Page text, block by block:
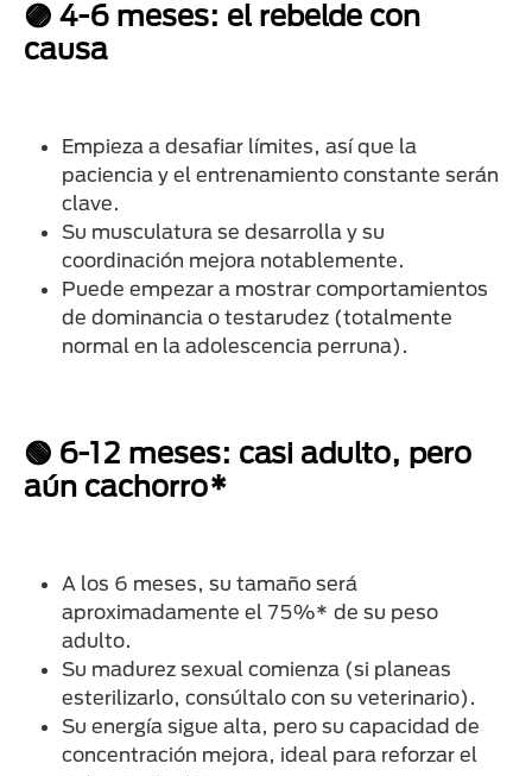
🟣 4-6 meses: el rebelde con
causa
Empieza a desafiar límites, así que la
paciencia y el entrenamiento constante serán
clave.
Su musculatura se desarrolla y su
coordinación mejora notablemente.
Puede empezar a mostrar comportamientos
de dominancia o testarudez (totalmente
normal en la adolescencia perruna).
🟢 6-12 meses: casi adulto, pero
aún cachorro*
A los 6 meses, su tamaño será
aproximadamente el 75%* de su peso
adulto.
Su madurez sexual comienza (si planeas
esterilizarlo, consúltalo con su veterinario).
Su energía sigue alta, pero su capacidad de
concentración mejora, ideal para reforzar el